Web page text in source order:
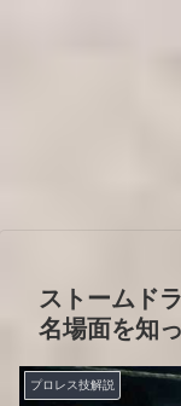
ストームド
名場面を知
プロレス技解説